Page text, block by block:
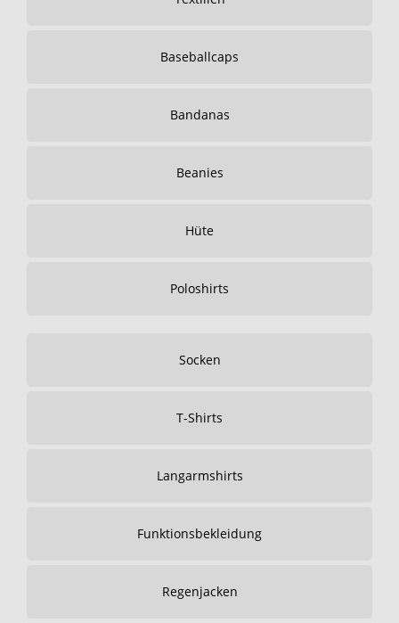
Baseballcaps
Bandanas
Beanies
Hüte
Poloshirts
Socken
T-Shirts
Langarmshirts
Funktionsbekleidung
Regenjacken